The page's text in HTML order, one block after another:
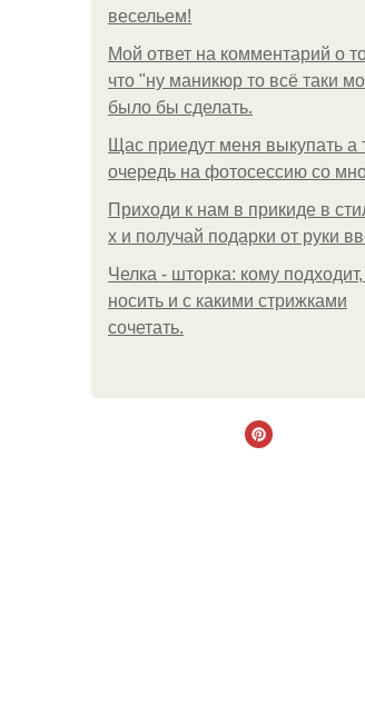
весельем!
Мой ответ на комментарий о
что "ну маникюр то всё таки
было бы сделать.
Щас приедут меня выкупать а
очередь на фотосессию со
Приходи к нам в прикиде в
х и получай подарки от руки
Челка - шторка: кому подходит,
носить и с какими стрижками
сочетать.